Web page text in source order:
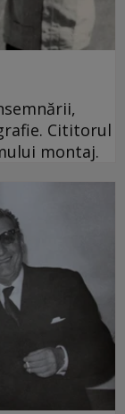
Cititorul
montaj.